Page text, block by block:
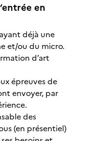
en
déjà une
et/ou du micro.
d’art
épreuves de
envoyer, par
des
(en présentiel)